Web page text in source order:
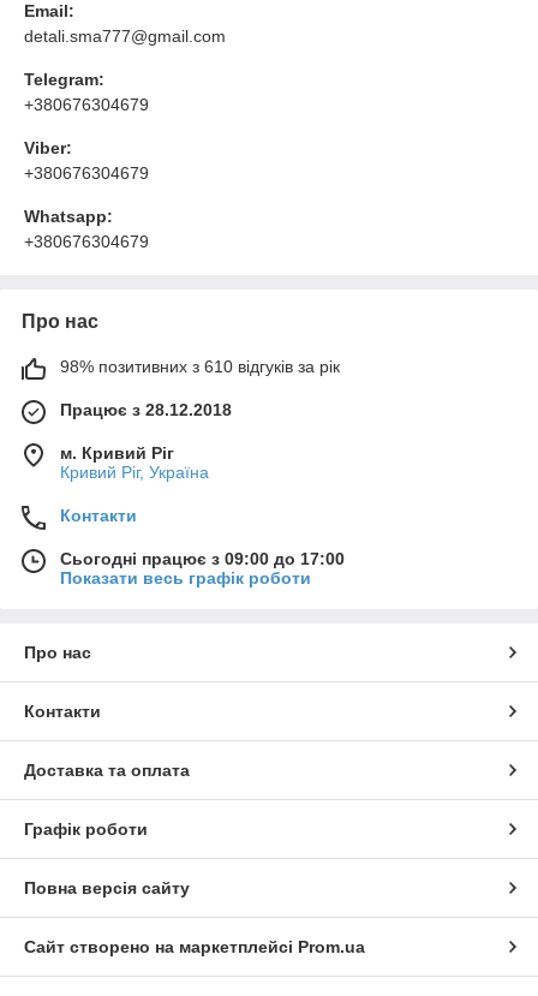
Email:
detali.sma777@gmail.com
Telegram:
+380676304679
Viber:
+380676304679
Whatsapp:
+380676304679
Про нас
98% позитивних з 610 відгуків за рік
Працює з 28.12.2018
м. Кривий Ріг
Кривий Ріг, Україна
Контакти
Сьогодні працює з 09:00 до 17:00
Показати весь графік роботи
Про нас
Контакти
Доставка та оплата
Графік роботи
Повна версія сайту
Сайт створено на маркетплейсі Prom.ua